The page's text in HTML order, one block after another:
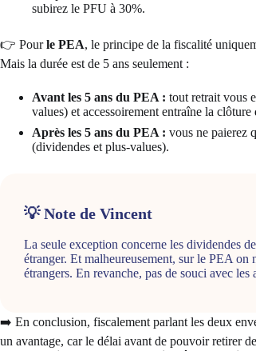
subirez le PFU à 30%.
👉 Pourle PEA, le principe de la fiscalité
Mais la durée est de 5 ans seulement :
Avant les 5 ans du PEA : tout retrait vous
values) et accessoirement entraîne la
Après les 5 ans du PEA : vous ne paierez
(dividendes et plus-values).
💡 Note de Vincent
La seule exception concerne les dividendes
étranger. Et malheureusement, sur le PEA on
étrangers. En revanche, pas de souci avec les
➡️ En conclusion, fiscalement parlant les deux
un avantage, car le délai avant de pouvoir retirer